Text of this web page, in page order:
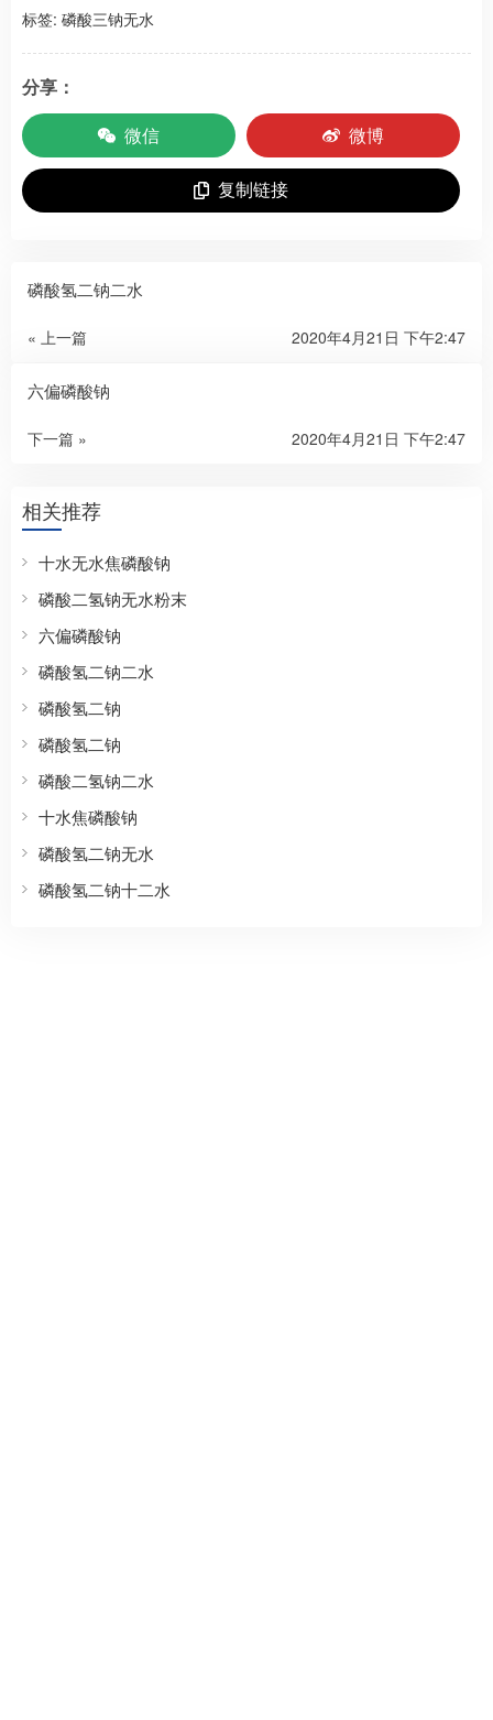
标签: 磷酸三钠无水
分享：
微信
微博
复制链接
磷酸氢二钠二水
« 上一篇 2020年4月21日 下午2:47
六偏磷酸钠
下一篇 » 2020年4月21日 下午2:47
相关推荐
十水无水焦磷酸钠
磷酸二氢钠无水粉末
六偏磷酸钠
磷酸氢二钠二水
磷酸氢二钠
磷酸氢二钠
磷酸二氢钠二水
十水焦磷酸钠
磷酸氢二钠无水
磷酸氢二钠十二水